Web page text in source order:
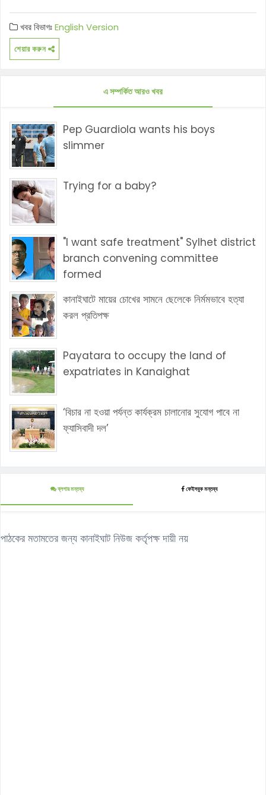
খবর বিভাগঃEnglish Version
শেয়ার করুন
এ সম্পর্কিত আরও খবর
Pep Guardiola wants his boys
slimmer
Trying for a baby?
"I want safe treatment" Sylhet district
branch convening committee
formed
কানাইঘাটে মায়ের চোখের সামনে ছেলেকে নির্মমভাবে হত্যা
করল প্রতিপক্ষ
Payatara to occupy the land of
expatriates in Kanaighat
‘বিচার না হওয়া পর্যন্ত কার্যক্রম চালানোর সুযোগ পাবে না
ফ্যাসিবাদী দল’
ব্লগার মন্তব্য ফেইসবুক মন্তব্য
পাঠকের মতামতের জন্য কানাইঘাট নিউজ কর্তৃপক্ষ দায়ী নয়